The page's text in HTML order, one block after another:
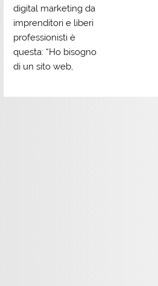
digital marketing da
imprenditori e liberi
professionisti è
questa: “Ho bisogno
di un sito web,